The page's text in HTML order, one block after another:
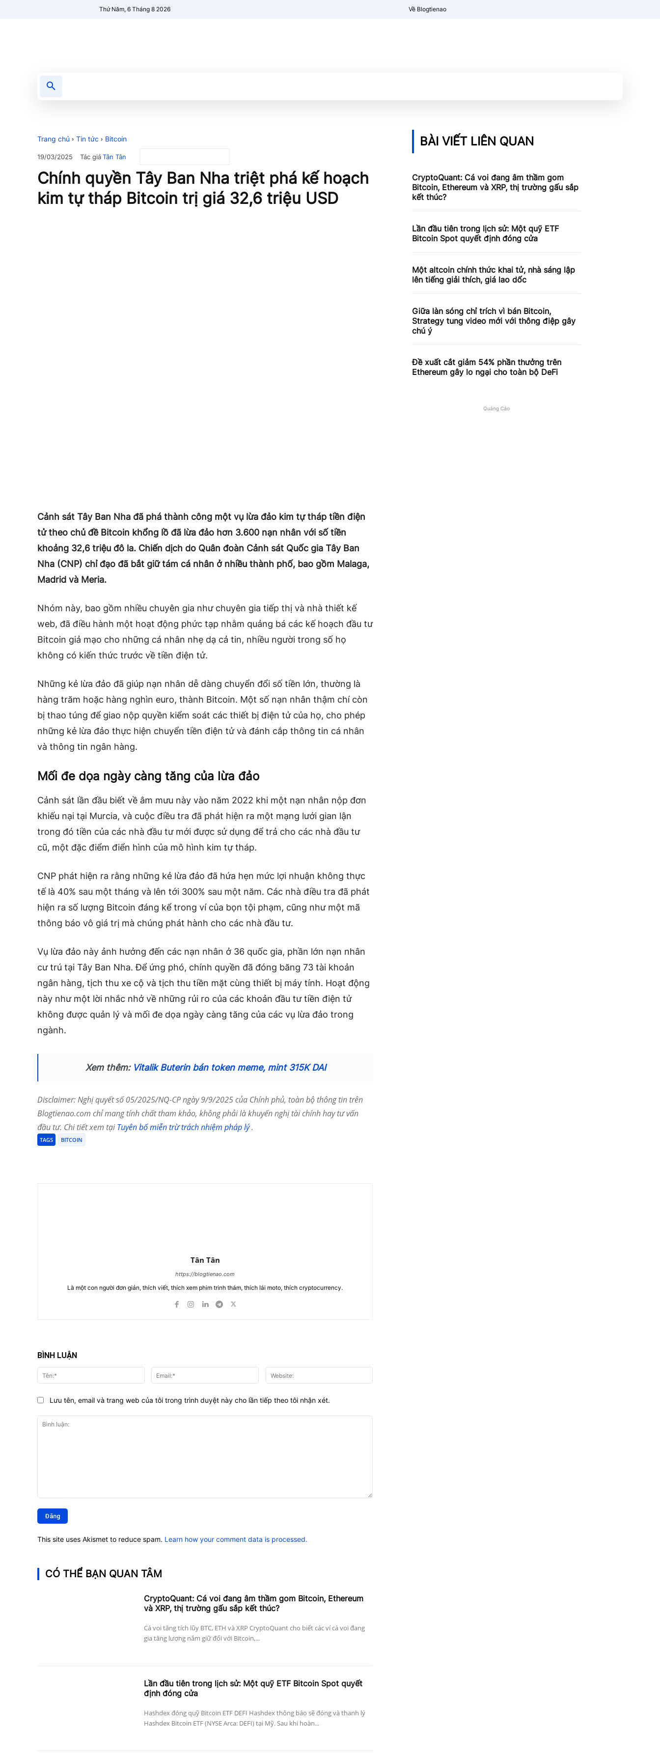
Thứ Năm, 6 Tháng 8 2026 Về Blogtienao
Trang chủ Tin tức Bitcoin
19/03/2025 Tác giảTân Tân
Chính quyền Tây Ban Nha triệt phá kế hoạch
kim tự tháp Bitcoin trị giá 32,6 triệu USD
Cảnh sát Tây Ban Nha đã phá thành công một vụ lừa đảo kim tự tháp tiền điện
tử theo chủ đề Bitcoin khổng lồ đã lừa đảo hơn 3.600 nạn nhân với số tiền
khoảng 32,6 triệu đô la. Chiến dịch do Quân đoàn Cảnh sát Quốc gia Tây Ban
Nha (CNP) chỉ đạo đã bắt giữ tám cá nhân ở nhiều thành phố, bao gồm Malaga,
Madrid và Meria.
Nhóm này, bao gồm nhiều chuyên gia như chuyên gia tiếp thị và nhà thiết kế
web, đã điều hành một hoạt động phức tạp nhằm quảng bá các kế hoạch đầu tư
Bitcoin giả mạo cho những cá nhân nhẹ dạ cả tin, nhiều người trong số họ
không có kiến ​​thức trước về tiền điện tử.
Những kẻ lừa đảo đã giúp nạn nhân dễ dàng chuyển đổi số tiền lớn, thường là
hàng trăm hoặc hàng nghìn euro, thành Bitcoin. Một số nạn nhân thậm chí còn
bị thao túng để giao nộp quyền kiểm soát các thiết bị điện tử của họ, cho phép
những kẻ lừa đảo thực hiện chuyển tiền điện tử và đánh cắp thông tin cá nhân
và thông tin ngân hàng.
Mối đe dọa ngày càng tăng của lừa đảo
Cảnh sát lần đầu biết về âm mưu này vào năm 2022 khi một nạn nhân nộp đơn
khiếu nại tại Murcia, và cuộc điều tra đã phát hiện ra một mạng lưới gian lận
trong đó tiền của các nhà đầu tư mới được sử dụng để trả cho các nhà đầu tư
cũ, một đặc điểm điển hình của mô hình kim tự tháp.
CNP phát hiện ra rằng những kẻ lừa đảo đã hứa hẹn mức lợi nhuận không thực
tế là 40% sau một tháng và lên tới 300% sau một năm. Các nhà điều tra đã phát
hiện ra số lượng Bitcoin đáng kể trong ví của bọn tội phạm, cũng như một mã
thông báo vô giá trị mà chúng phát hành cho các nhà đầu tư.
Vụ lừa đảo này ảnh hưởng đến các nạn nhân ở 36 quốc gia, phần lớn nạn nhân
cư trú tại Tây Ban Nha. Để ứng phó, chính quyền đã đóng băng 73 tài khoản
ngân hàng, tịch thu xe cộ và tịch thu tiền mặt cùng thiết bị máy tính. Hoạt động
này như một lời nhắc nhở về những rủi ro của các khoản đầu tư tiền điện tử
không được quản lý và mối đe dọa ngày càng tăng của các vụ lừa đảo trong
ngành.
Xem thêm: Vitalik Buterin bán token meme, mint 315K DAI
Disclaimer: Nghị quyết số 05/2025/NQ-CP ngày 9/9/2025 của Chính phủ, toàn bộ thông tin trên
Blogtienao.com chỉ mang tính chất tham khảo, không phải là khuyến nghị tài chính hay tư vấn
đầu tư. Chi tiết xem tạiTuyên bố miễn trừ trách nhiệm pháp lý.
TAGS BITCOIN
Tân Tân
https://blogtienao.com
Là một con người đơn giản, thích viết, thích xem phim trinh thám, thích lái moto, thích cryptocurrency.
BÌNH LUẬN
luận:
Tên:* Email:*
Lưu tên, email và trang web của tôi trong trình duyệt này cho lần tiếp theo tôi nhận xét.
This site uses Akismet to reduce spam. Learn how your comment data is processed.
CÓ THỂ BẠN QUAN TÂM
CryptoQuant: Cá voi đang âm thầm gom Bitcoin, Ethereum
và XRP, thị trường gấu sắp kết thúc?
Cá voi tăng tích lũy BTC, ETH và XRP CryptoQuant cho biết các ví cá voi đang
gia tăng lượng nắm giữ đối với Bitcoin,...
Lần đầu tiên trong lịch sử: Một quỹ ETF Bitcoin Spot quyết
định đóng cửa
Hashdex đóng quỹ Bitcoin ETF DEFI Hashdex thông báo sẽ đóng và thanh lý
Hashdex Bitcoin ETF (NYSE Arca: DEFI) tại Mỹ. Sau khi hoàn...
BÀI VIẾT LIÊN QUAN
CryptoQuant: Cá voi đang âm thầm gom
Bitcoin, Ethereum và XRP, thị trường gấu sắp
kết thúc?
Lần đầu tiên trong lịch sử: Một quỹ ETF
Bitcoin Spot quyết định đóng cửa
Một altcoin chính thức khai tử, nhà sáng lập
lên tiếng giải thích, giá lao dốc
Giữa làn sóng chỉ trích vì bán Bitcoin,
Strategy tung video mới với thông điệp gây
chú ý
Đề xuất cắt giảm 54% phần thưởng trên
Ethereum gây lo ngại cho toàn bộ DeFi
Quảng Cáo